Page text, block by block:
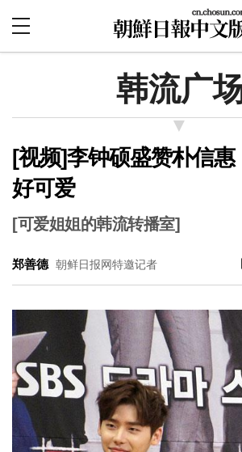
韩流广
[视频]李钟硕盛赞朴信
好可爱
[可爱姐姐的韩流转播室]
郑善德 朝鲜日报网特邀记者